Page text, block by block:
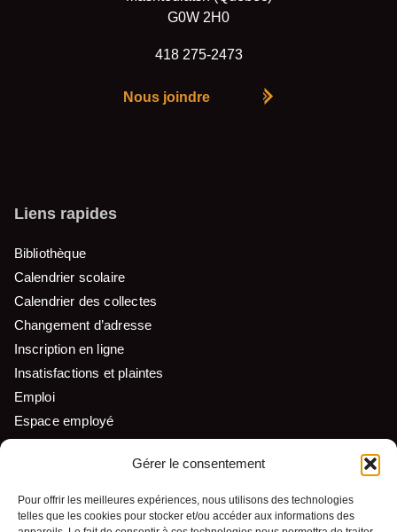
Gérer le consentement
Pour offrir les meilleures expériences, nous utilisons des technologies
telles que les cookies pour stocker et/ou accéder aux informations des
G0W 2H0
418 275-2473
Nous joindre
Liens rapides
Bibliothèque
Calendrier scolaire
Calendrier des collectes
Changement d’adresse
Inscription en ligne
Insatisfactions et plaintes
Emploi
Espace employé